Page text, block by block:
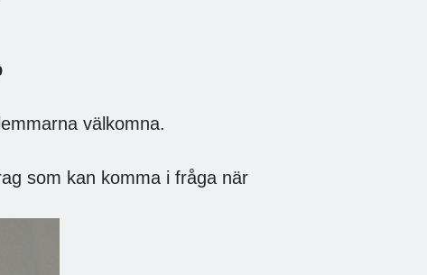
välkomna.
som kan komma i fråga när